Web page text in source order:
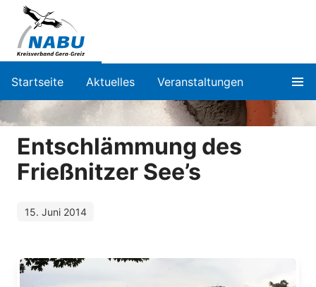
Startseite Aktuelles Veranstaltungen
Entschlämmung des
Frießnitzer See’s
15. Juni 2014